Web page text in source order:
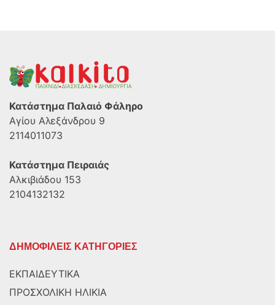
Κατάστημα Παλαιό Φάληρο
Αγίου Αλεξάνδρου 9
2114011073
Κατάστημα Πειραιάς
Αλκιβιάδου 153
2104132132
ΔΗΜΟΦΙΛΕΙΣ ΚΑΤΗΓΟΡΙΕΣ
ΕΚΠΑΙΔΕΥΤΙΚΑ
ΠΡΟΣΧΟΛΙΚΗ ΗΛΙΚΙΑ